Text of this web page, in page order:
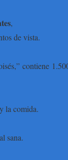
,
de vista.
contiene
la comida.
sana.